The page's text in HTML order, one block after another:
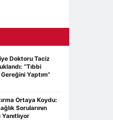
Doktoru Taciz
“Tıbbi
Yaptım”
Ortaya Koydu:
Sorularının
Yanıtlıyor